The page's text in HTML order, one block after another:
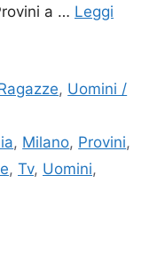
a … Leggi
, Uomini /
, Milano, Provini,
, Tv, Uomini,